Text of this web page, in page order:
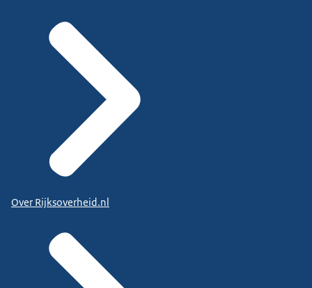
Over Rijksoverheid.nl